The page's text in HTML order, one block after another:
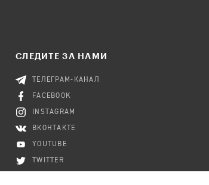
СЛЕДИТЕ ЗА НАМИ
ТЕЛЕГРАМ-КАНАЛ
FACEBOOK
INSTAGRAM
ВКОНТАКТЕ
YOUTUBE
TWITTER